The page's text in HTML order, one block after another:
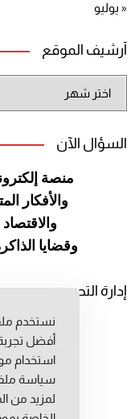
« يوليو
أرشيف الموقع
الموقع
السؤال الآن
منصة
والأفكار
وقضايا
إدارة التحرير
رئيس
رئيس
مديرة
نستخدم
أفضل
استخدام
سياسة
لمزيد من